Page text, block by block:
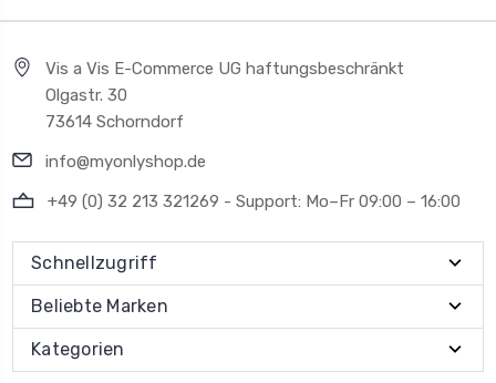
Vis a Vis E-Commerce UG haftungsbeschränkt
Olgastr. 30
73614 Schorndorf
info@myonlyshop.de
+49 (0) 32 213 321269 - Support: Mo–Fr 09:00 – 16:00
Schnellzugriff
Beliebte Marken
Kategorien